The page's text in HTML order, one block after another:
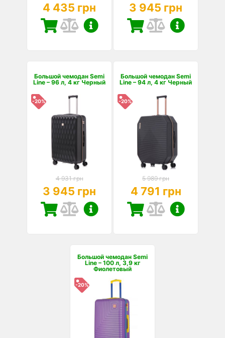
4 435 грн 3 945 грн
Большой чемодан Semi
Line – 96 л, 4 кг Черный
-20%
4 931 грн
3 945 грн
Большой чемодан Semi
Line – 94 л, 4 кг Черный
-20%
5 989 грн
4 791 грн
Большой чемодан Semi
Line – 100 л, 3,9 кг
Фиолетовый
-20%